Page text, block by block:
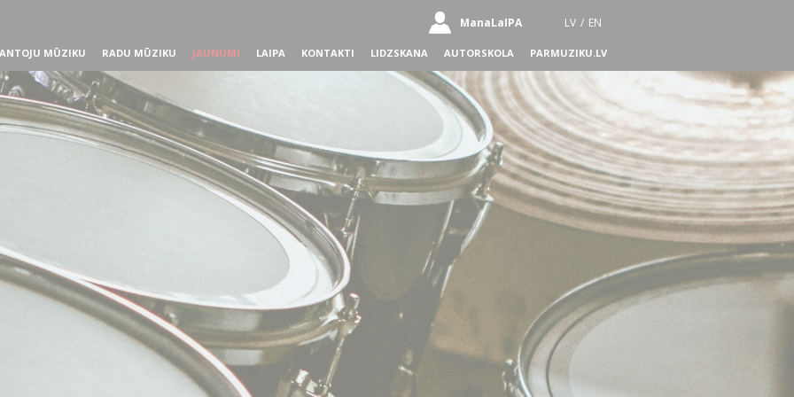
ManaLaIPA LV / EN
MŪZIKU RADU MŪZIKU JAUNUMI LAIPA KONTAKTI LIDZSKANA AUTORSKOLA PARMUZIKU.LV